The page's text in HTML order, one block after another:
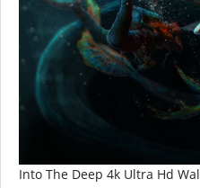
Into The Deep 4k Ultra Hd